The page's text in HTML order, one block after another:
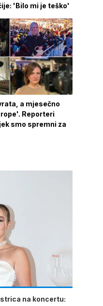
'Bilo mi je teško'
a mjesečno
Reporteri
smo spremni za
na koncertu: